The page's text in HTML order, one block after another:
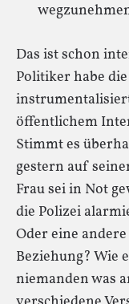
Das ist schon
Politiker habe
öffentlichem
Stimmt es
gestern auf
Frau sei in Not
die Polizei
Oder eine
Beziehung? Wie
niemanden was